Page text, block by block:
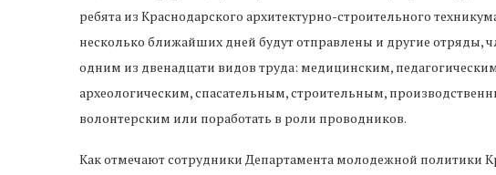
ребята из Краснодарского архитектурно-строительного
несколько ближайших дней будут отправлены и другие отряды,
одним из двенадцати видов труда: медицинским,
археологическим, спасательным, строительным,
волонтерским или поработать в роли проводников.
Как отмечают сотрудники Департамента молодежной политики